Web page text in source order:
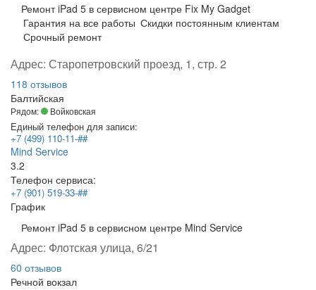
Ремонт iPad 5 в сервисном центре Fix My Gadget
Гарантия на все работы Скидки постоянным клиентам
Срочный ремонт
Адрес: Старопетровский проезд, 1, стр. 2
118 отзывов
Балтийская
Рядом: Войковская
Единый телефон для записи:
+7 (499) 110-11-##
Mind Service
3.2
Телефон сервиса:
+7 (901) 519-33-##
График
Ремонт iPad 5 в сервисном центре Mind Service
Адрес: Флотская улица, 6/21
60 отзывов
Речной вокзал